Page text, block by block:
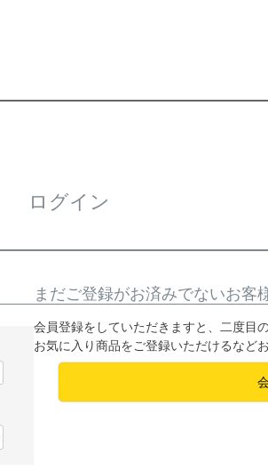
ログイン
まだご登録がお済みでないお客
会員登録をしていただきますと、二度目
お気に入り商品をご登録いただけるなど